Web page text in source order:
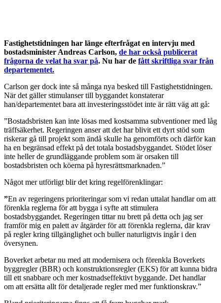
Fastighetstidningen har länge efterfrågat en intervju med
bostadsminister Andreas Carlson, de har också publicerat
frågorna de velat ha svar på. Nu har de fått skriftliga svar från
departementet.
Carlson ger dock inte så många nya besked till Fastighetstidningen.
När det gäller stimulanser till byggandet konstaterar
han/departementet bara att investeringsstödet inte är rätt väg att gå:
”Bostadsbristen kan inte lösas med kostsamma subventioner med låg
träffsäkerhet. Regeringen anser att det har blivit ett dyrt stöd som
riskerar gå till projekt som ändå skulle ha genomförts och därför kan
ha en begränsad effekt på det totala bostadsbyggandet. Stödet löser
inte heller de grundläggande problem som är orsaken till
bostadsbristen och köerna på hyresrättsmarknaden.”
Något mer utförligt blir det kring regelförenklingar:
”En av regeringens prioriteringar som vi redan uttalat handlar om att
förenkla reglerna för att bygga i syfte att stimulera
bostadsbyggandet. Regeringen tittar nu brett på detta och jag ser
framför mig en palett av åtgärder för att förenkla reglerna, där krav
på regler kring tillgänglighet och buller naturligtvis ingår i den
översynen.
Boverket arbetar nu med att modernisera och förenkla Boverkets
byggregler (BBR) och konstruktionsregler (EKS) för att kunna bidra
till ett snabbare och mer kostnadseffektivt byggande. Det handlar
om att ersätta allt för detaljerade regler med mer funktionskrav.”